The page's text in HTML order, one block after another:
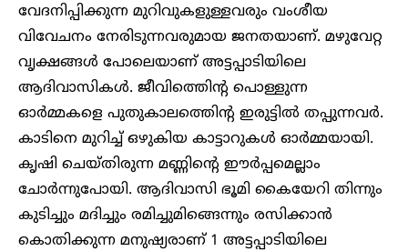
വേദനിപ്പിക്കുന്ന മുറിവുകളുള്ളവരും വംശീയ
വിവേചനം നേരിടുന്നവരുമായ ജനതയാണ്. മഴുവേറ്റ
വൃക്ഷങ്ങൾ പോലെയാണ് അട്ടപ്പാടിയിലെ
ആദിവാസികൾ. ജീവിത്തിെൻ്റ പൊള്ളുന്ന
ഓർമ്മകളെ പുതുകാലത്തിെൻ്റ ഇരുട്ടിൽ തപ്പുന്നവർ.
കാടിനെ മുറിച്ച് ഒഴുകിയ കാട്ടാറുകൾ ഓർമ്മയായി.
കൃഷി ചെയ്തിരുന്ന മണ്ണിന്റെ ഈർപ്പമെല്ലാം
ചോർന്നുപോയി. ആദിവാസി ഭൂമി കൈയേറി തിന്നും
കുടിച്ചും മദിച്ചും രമിച്ചുമിങ്ങെന്നും രസിക്കാൻ
കൊതിക്കുന്ന മനുഷ്യരാണ് 1 അട്ടപ്പാടിയിലെ